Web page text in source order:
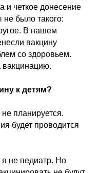
и четкое донесение
было такого:
В нашем
вакцину
со здоровьем.
вакцинацию.
к детям?
планируется.
будет проводится
я не педиатр. Но